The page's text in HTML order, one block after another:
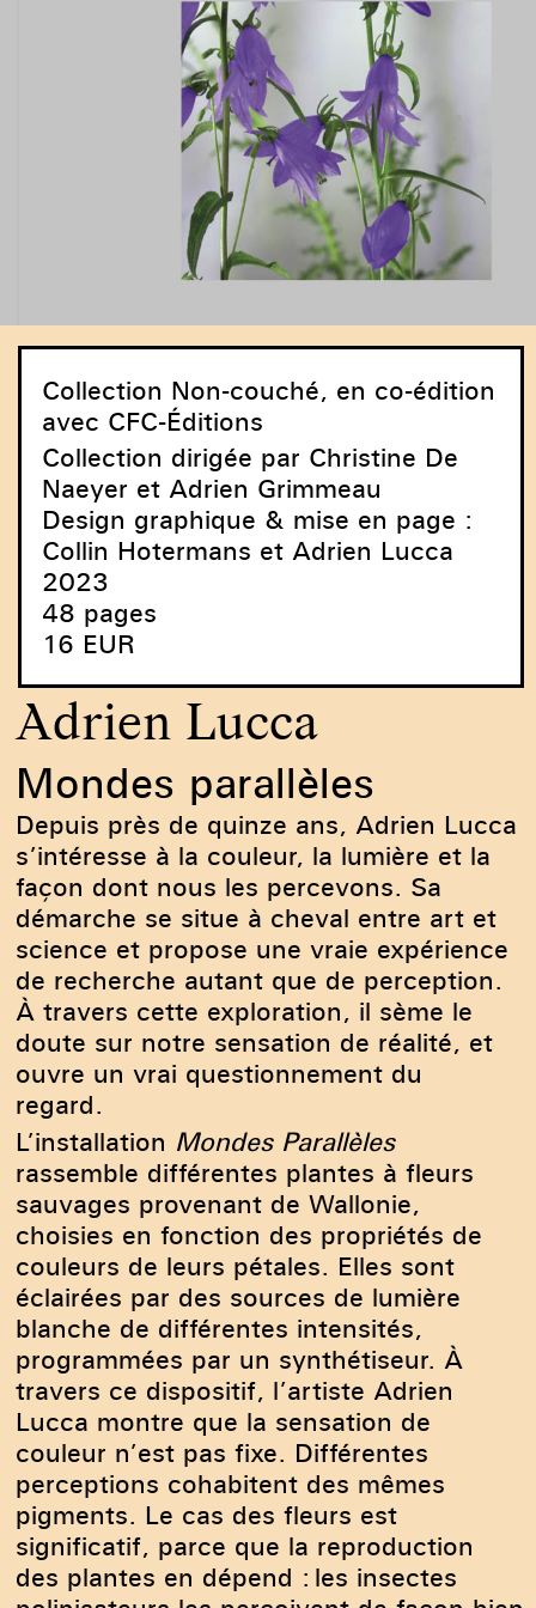
Collection Non-couché, en co-édition
avec CFC-Éditions
Collection dirigée par Christine De
Naeyer et Adrien Grimmeau
Design graphique & mise en page :
Collin Hotermans et Adrien Lucca
2023
48 pages
16 EUR
Adrien Lucca
Mondes parallèles
Depuis près de quinze ans, Adrien Lucca
s’intéresse à la couleur, la lumière et la
façon dont nous les percevons. Sa
démarche se situe à cheval entre art et
science et propose une vraie expérience
de recherche autant que de perception.
À travers cette exploration, il sème le
doute sur notre sensation de réalité, et
ouvre un vrai questionnement du
regard.
L’installation Mondes Parallèles
rassemble différentes plantes à fleurs
sauvages provenant de Wallonie,
choisies en fonction des propriétés de
couleurs de leurs pétales. Elles sont
éclairées par des sources de lumière
blanche de différentes intensités,
programmées par un synthétiseur. À
travers ce dispositif, l’artiste Adrien
Lucca montre que la sensation de
couleur n’est pas fixe. Différentes
perceptions cohabitent des mêmes
pigments. Le cas des fleurs est
significatif, parce que la reproduction
des plantes en dépend : les insectes